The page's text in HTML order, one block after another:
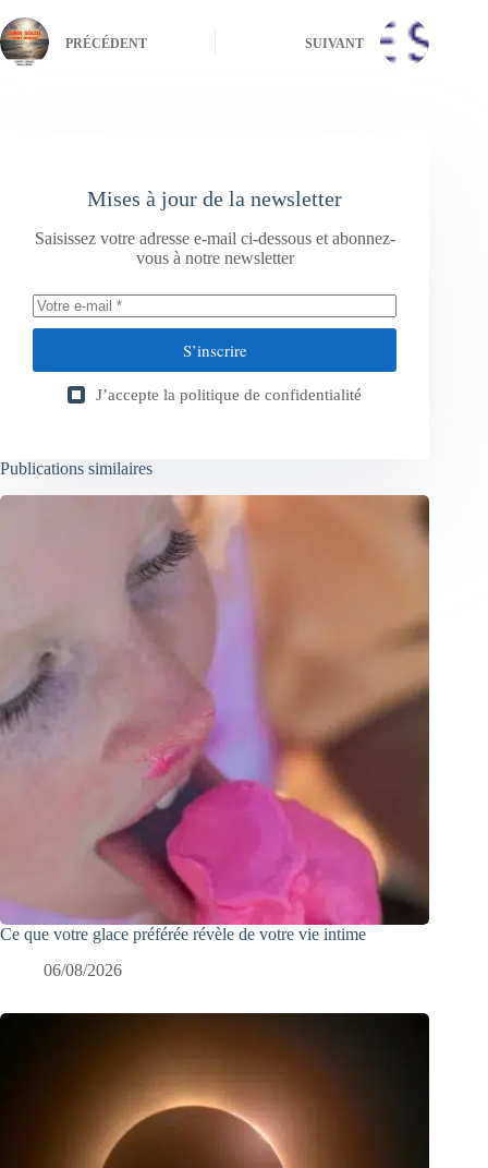
PRÉCÉDENT SUIVANT
Mises à jour de la newsletter
Saisissez votre adresse e-mail ci-dessous et abonnez-
vous à notre newsletter
S’inscrire
J’accepte la politique de confidentialité
Publications similaires
Ce que votre glace préférée révèle de votre vie intime
06/08/2026